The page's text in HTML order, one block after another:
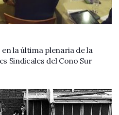
la última plenaria de la
Sindicales del Cono Sur